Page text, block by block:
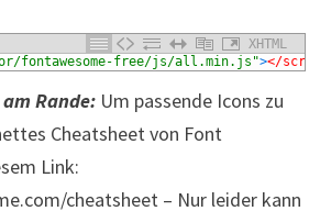
XHTML
fontawesome-free/js/all.min.js"></
Rande:Um passende Icons zu
Cheatsheet von Font
Link:
cheatsheet – Nur leider kann